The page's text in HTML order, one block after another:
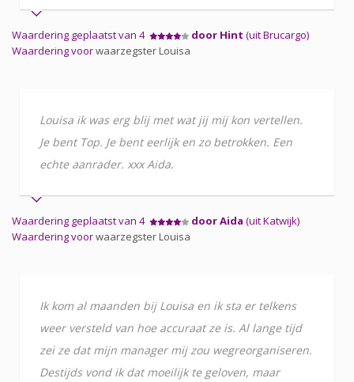
Waardering geplaatst van 4 door Hint (uit Brucargo)
Waardering voorwaarzegster Louisa
Louisa ik was erg blij met wat jij mij kon vertellen.
Je bent Top. Je bent eerlijk en zo betrokken. Een
echte aanrader. xxx Aida.
Waardering geplaatst van 4 door Aida (uit Katwijk)
Waardering voorwaarzegster Louisa
Ik kom al maanden bij Louisa en ik sta er telkens
weer versteld van hoe accuraat ze is. Al lange tijd
zei ze dat mijn manager mij zou wegreorganiseren.
Destijds vond ik dat moeilijk te geloven, maar